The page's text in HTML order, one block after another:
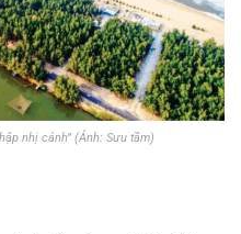
nhị cảnh” (Ảnh: Sưu tầm)